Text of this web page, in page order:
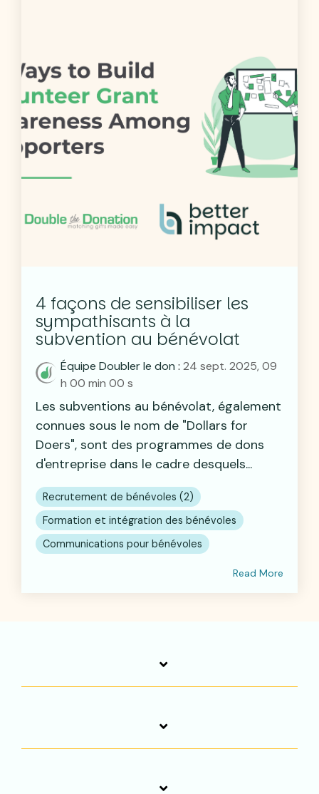
4 façons de sensibiliser les
sympathisants à la
subvention au bénévolat
Équipe Doubler le don : 24 sept. 2025, 09
h 00 min 00 s
Les subventions au bénévolat, également
connues sous le nom de "Dollars for
Doers", sont des programmes de dons
d'entreprise dans le cadre desquels...
Recrutement de bénévoles (2)
Formation et intégration des bénévoles
Communications pour bénévoles
Read More